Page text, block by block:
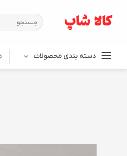
جستجو
برای:
دسته بندی محصولات